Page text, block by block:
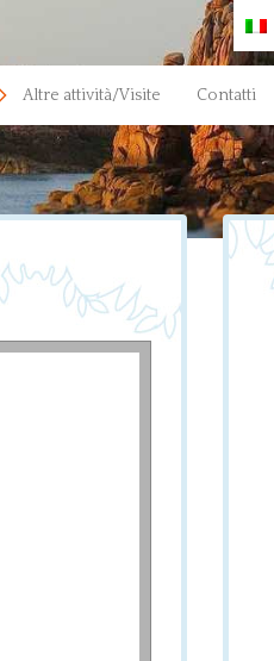
Altre attività/Visite Contatti